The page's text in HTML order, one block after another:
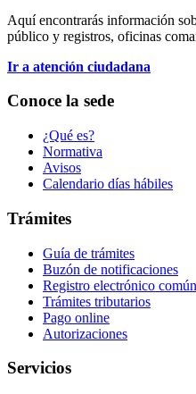
Aquí encontrarás información
público y registros, oficinas
Ir a atención ciudadana
Conoce la sede
¿Qué es?
Normativa
Avisos
Calendario días hábiles
Trámites
Guía de trámites
Buzón de notificaciones
Registro electrónico común
Trámites tributarios
Pago online
Autorizaciones
Servicios